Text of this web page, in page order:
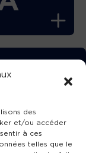
des
et/ou accéder
à ces
telles que le
!